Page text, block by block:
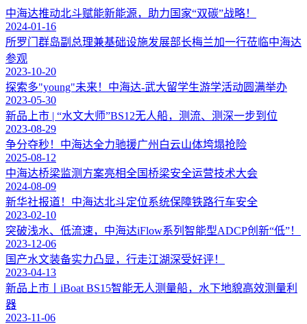
中海达推动北斗赋能新能源，助力国家“双碳”战略！
2024-01-16
所罗门群岛副总理兼基础设施发展部长梅兰加一行莅临中海达
参观
2023-10-20
探索多"young"未来！中海达-武大留学生游学活动圆满举办
2023-05-30
新品上市 | “水文大师”BS12无人船，测流、测深一步到位
2023-08-29
争分夺秒！中海达全力驰援广州白云山体垮塌抢险
2025-08-12
中海达桥梁监测方案亮相全国桥梁安全运营技术大会
2024-08-09
新华社报道！中海达北斗定位系统保障铁路行车安全
2023-02-10
突破浅水、低流速，中海达iFlow系列智能型ADCP创新“低”！
2023-12-06
国产水文装备实力凸显，行走江湖深受好评！
2023-04-13
新品上市丨iBoat BS15智能无人测量船，水下地貌高效测量利
器
2023-11-06